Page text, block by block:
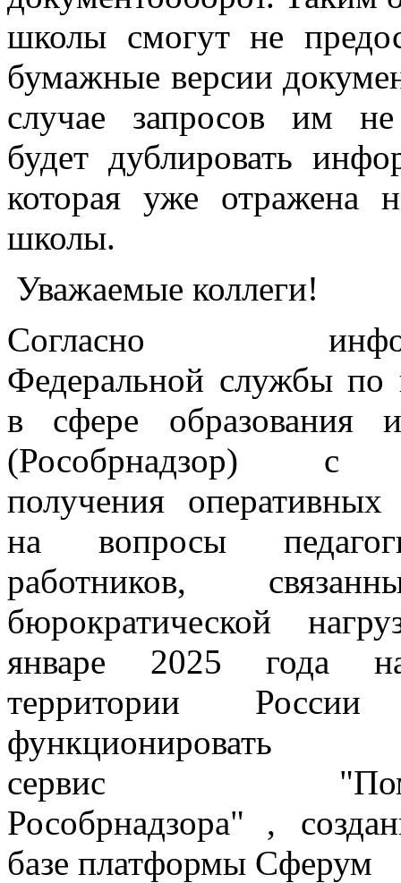
школы смогут не
бумажные версии
случае запросов им
будет дублировать
которая уже отражена
школы.
Уважаемые коллеги!
Согласно
Федеральной службы по
в сфере образования
(Рособрнадзор) с
получения оперативных
на вопросы
работников,
бюрократической
январе 2025 года
территории России
функционировать
сервис
Рособрнадзора"
,
базе платформы Сферум